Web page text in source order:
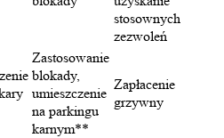
stosownych
zezwoleń
Zastosowanie
blokady,
umieszczenie
na parkingu
karnym**
Zapłacenie
grzywny